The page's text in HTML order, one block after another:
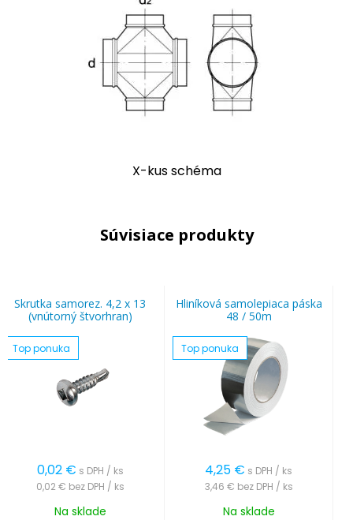
X-kus schéma
Súvisiace produkty
Skrutka samorez. 4,2 x 13
(vnútorný štvorhran)
Top ponuka
0,02 € s DPH / ks
0,02 € bez DPH / ks
Na sklade
Hliníková samolepiaca páska
48 / 50m
Top ponuka
4,25 € s DPH / ks
3,46 € bez DPH / ks
Na sklade